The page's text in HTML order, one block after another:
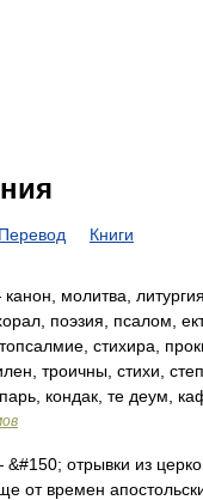
Перевод Книги
молитва,
поэзия, псалом,
стихира,
троичны, стихи,
кондак, те деум,
отрывки из
от времен